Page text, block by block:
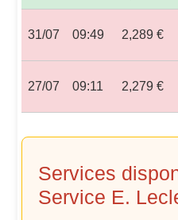
31/07 09:49 2,289 €
27/07 09:11 2,279 €
Services
Service E.